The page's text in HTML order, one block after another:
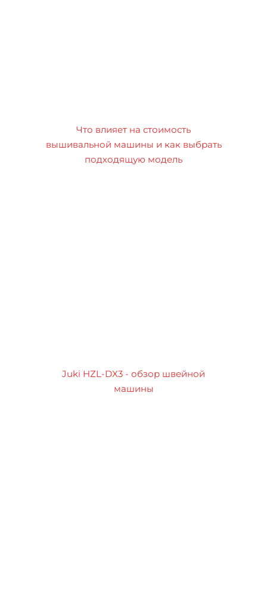
Что влияет на стоимость
вышивальной машины и как выбрать
подходящую модель
Juki HZL-DX3 - обзор швейной
машины